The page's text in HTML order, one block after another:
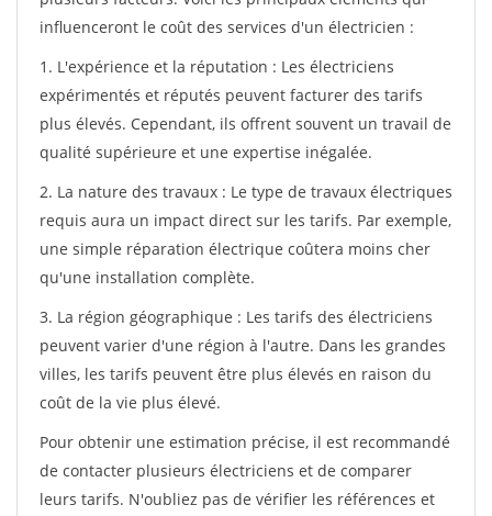
influenceront le coût des services d'un électricien :
1. L'expérience et la réputation : Les électriciens
expérimentés et réputés peuvent facturer des tarifs
plus élevés. Cependant, ils offrent souvent un travail de
qualité supérieure et une expertise inégalée.
2. La nature des travaux : Le type de travaux électriques
requis aura un impact direct sur les tarifs. Par exemple,
une simple réparation électrique coûtera moins cher
qu'une installation complète.
3. La région géographique : Les tarifs des électriciens
peuvent varier d'une région à l'autre. Dans les grandes
villes, les tarifs peuvent être plus élevés en raison du
coût de la vie plus élevé.
Pour obtenir une estimation précise, il est recommandé
de contacter plusieurs électriciens et de comparer
leurs tarifs. N'oubliez pas de vérifier les références et